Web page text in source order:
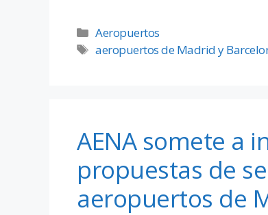
Aeropuertos
aeropuertos de Madrid y
AENA somete a
propuestas de
aeropuertos de